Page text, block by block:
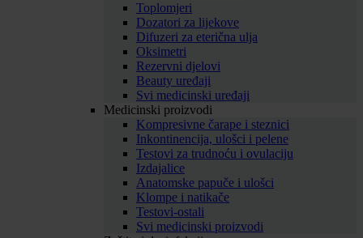
Toplomjeri
Dozatori za lijekove
Difuzeri za eterična ulja
Oksimetri
Rezervni djelovi
Beauty uređaji
Svi medicinski uređaji
Medicinski proizvodi
Kompresivne čarape i steznici
Inkontinencija, ulošci i pelene
Testovi za trudnoću i ovulaciju
Izdajalice
Anatomske papuče i ulošci
Klompe i natikače
Testovi-ostali
Svi medicinski proizvodi